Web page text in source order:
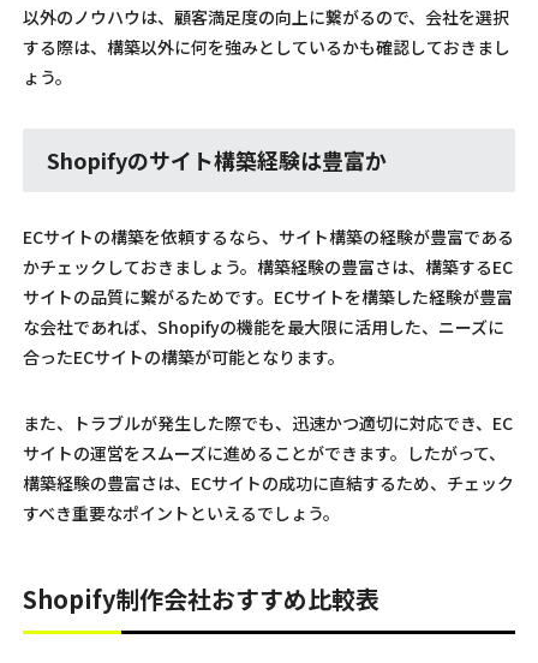
以外のノウハウは、顧客満足度の向上に繋がるので、会社を選択
する際は、構築以外に何を強みとしているかも確認しておきまし
ょう。
Shopifyのサイト構築経験は豊富か
ECサイトの構築を依頼するなら、サイト構築の経験が豊富である
かチェックしておきましょう。構築経験の豊富さは、構築するEC
サイトの品質に繋がるためです。ECサイトを構築した経験が豊富
な会社であれば、Shopifyの機能を最大限に活用した、ニーズに
合ったECサイトの構築が可能となります。
また、トラブルが発生した際でも、迅速かつ適切に対応でき、EC
サイトの運営をスムーズに進めることができます。したがって、
構築経験の豊富さは、ECサイトの成功に直結するため、チェック
すべき重要なポイントといえるでしょう。
Shopify制作会社おすすめ比較表